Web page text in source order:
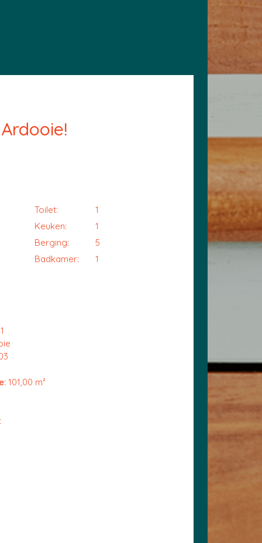
Toilet:
1
Keuken:
1
Berging:
5
Badkamer:
1
101,00 m²